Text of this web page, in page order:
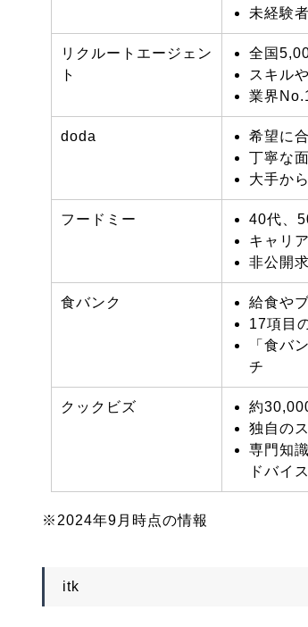
未経験
リクルートエージェン
ト
全国
スキル
業界
doda
希望に
丁寧な
大手か
フードミー
40代、
キャリ
非公開
食バンク
給食や
17項目
「食バ
チ
クックビズ
約
独自の
専門知
ドバイス
※2024年9月時点の情報
itk